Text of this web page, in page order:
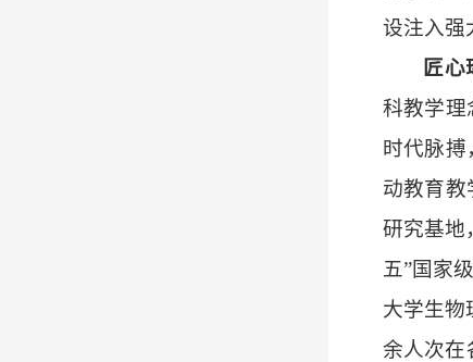
设注入强
匠心
科教学理
时代脉搏
动教育教
研究基地
五”国家
大学生物
余人次在